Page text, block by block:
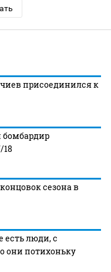
присоединился к
бомбардир
сезона в
есть люди, с
они потихоньку